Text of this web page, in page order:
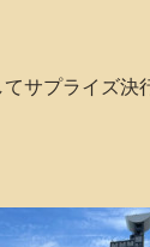
サプライズ決